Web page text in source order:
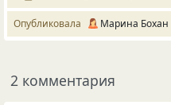
Опубликовала Марина Бохан
2 комментария